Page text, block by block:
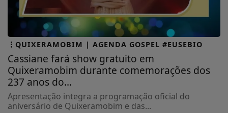
QUIXERAMOBIM | AGENDA GOSPEL #EUSEBIO
Cassiane fará show gratuito em
Quixeramobim durante comemorações dos
237 anos do...
Apresentação integra a programação oficial do
aniversário de Quixeramobim e das...